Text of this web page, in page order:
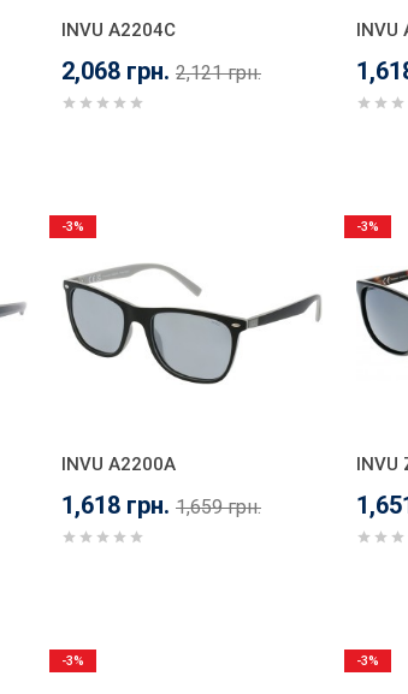
INVU A2204C
2,068 грн. 2,121 грн.
INVU
INVU A2200A
1,618 грн. 1,659 грн.
-3%
INVU
-3%
-3% -3%